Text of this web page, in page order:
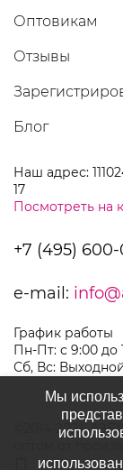
Оптовикам
Отзывы
Блог
Наш адрес:
17
Посмотреть на
+7 (495)
e-mail:
График работы
Пн-Пт: с 9:00 до
Сб, Вс:
©2014-2024
оптом от
Мы